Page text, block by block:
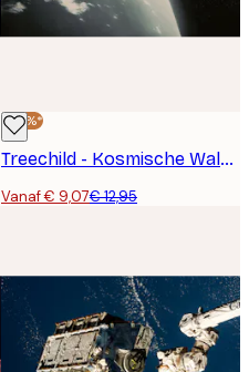
-30%*
Treechild - Kosmische Walvisrit Poster
Vanaf € 9,07€ 12,95